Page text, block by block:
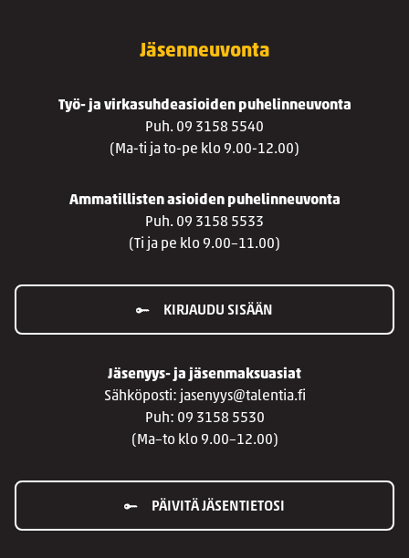
Jäsenneuvonta
Työ- ja virkasuhdeasioiden puhelinneuvonta
Puh. 09 3158 5540
(Ma-ti ja to-pe klo 9.00-12.00)
Ammatillisten asioiden puhelinneuvonta
Puh. 09 3158 5533
(Ti ja pe klo 9.00–11.00)
KIRJAUDU SISÄÄN
Jäsenyys- ja jäsenmaksuasiat
Sähköposti: jasenyys@talentia.fi
Puh: 09 3158 5530
(Ma–to klo 9.00–12.00)
PÄIVITÄ JÄSENTIETOSI